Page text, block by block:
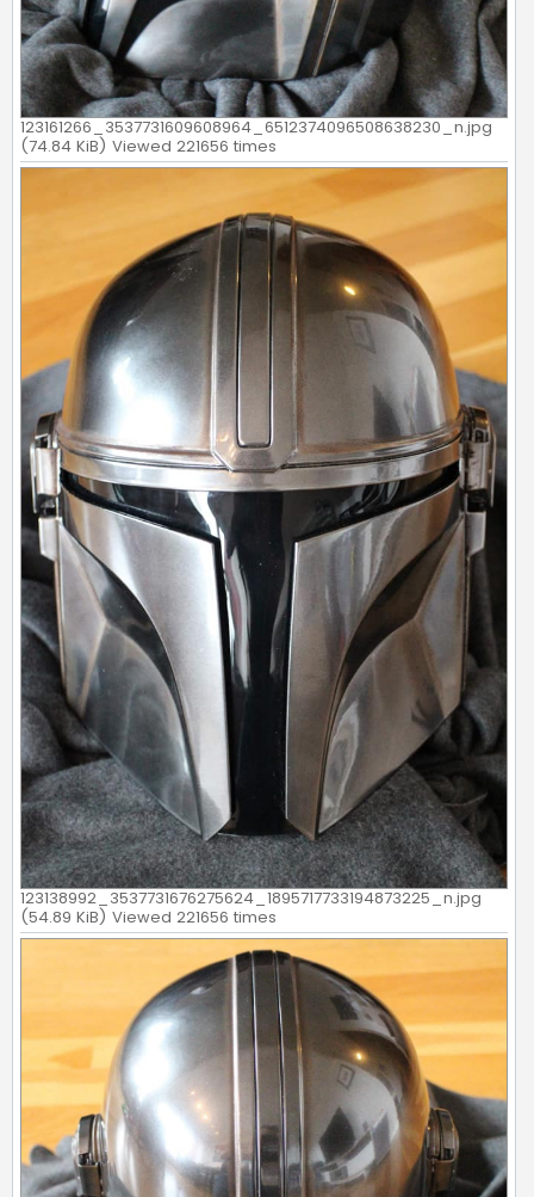
123161266_3537731609608964_6512374096508638230_n.jpg
(74.84 KiB) Viewed 221656 times
123138992_3537731676275624_1895717733194873225_n.jpg
(54.89 KiB) Viewed 221656 times